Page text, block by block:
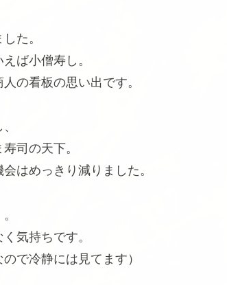
た。
ば小僧寿し。
の看板の思い出です。
司の天下。
はめっきり減りました。
。
気持ちです。
で冷静には見てます）